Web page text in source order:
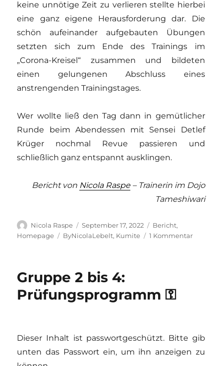
keine unnötige Zeit zu verlieren stellte hierbei
eine ganz eigene Herausforderung dar. Die
schön aufeinander aufgebauten Übungen
setzten sich zum Ende des Trainings im
„Corona-Kreisel“ zusammen und bildeten
einen gelungenen Abschluss eines
anstrengenden Trainingstages.
Wer wollte ließ den Tag dann in gemütlicher
Runde beim Abendessen mit Sensei Detlef
Krüger nochmal Revue passieren und
schließlich ganz entspannt ausklingen.
Bericht von Nicola Raspe– Trainerin im Dojo
Tameshiwari
Autor
Nicola Raspe
Veröffentlicht
am
September 17, 2022 Kategorien
Bericht,
Homepage
Schlagwörter
ByNicolaLebelt, Kumite 1 Kommentarzu
Gruppe 2 bis 4:
Prüfungsprogramm ⚿
Dieser Inhalt ist passwortgeschützt. Bitte gib
unten das Passwort ein, um ihn anzeigen zu